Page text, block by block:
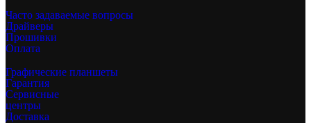
Часто задаваемые вопросы
Драйверы
Прошивки
Оплата
Графические планшеты
Гарантия
Сервисные
центры
Доставка